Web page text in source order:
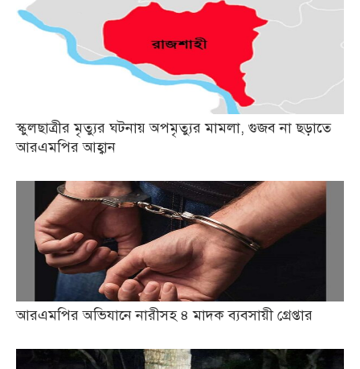
স্কুলছাত্রীর মৃত্যুর ঘটনায় অপমৃত্যুর মামলা, গুজব না ছড়াতে
আরএমপির আহ্বান
আরএমপির অভিযানে নারীসহ ৪ মাদক ব্যবসায়ী গ্রেপ্তার